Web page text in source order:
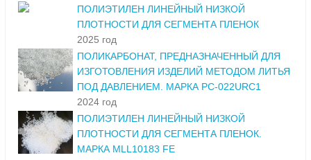
ПОЛИЭТИЛЕН ЛИНЕЙНЫЙ НИЗКОЙ
ПЛОТНОСТИ ДЛЯ СЕГМЕНТА ПЛЕНОК
2025 год
ПОЛИКАРБОНАТ, ПРЕДНАЗНАЧЕННЫЙ ДЛЯ
ИЗГОТОВЛЕНИЯ ИЗДЕЛИЙ МЕТОДОМ ЛИТЬЯ
ПОД ДАВЛЕНИЕМ. МАРКА PC-022URC1
2024 год
ПОЛИЭТИЛЕН ЛИНЕЙНЫЙ НИЗКОЙ
ПЛОТНОСТИ ДЛЯ СЕГМЕНТА ПЛЕНОК.
МАРКА MLL10183 FE